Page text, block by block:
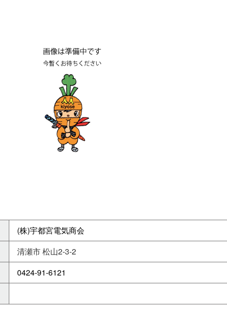
(株)宇都宮電気商会
清瀬市 松山2-3-2
0424-91-6121